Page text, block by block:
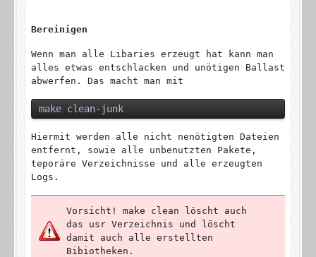
Bereinigen
Wenn man alle Libaries erzeugt hat kann man
alles etwas entschlacken und unötigen Ballast
abwerfen. Das macht man mit
make clean-junk
Hiermit werden alle nicht nenötigten Dateien
entfernt, sowie alle unbenutzten Pakete,
teporäre Verzeichnisse und alle erzeugten
Logs.
Vorsicht! make clean löscht auch
das usr Verzeichnis und löscht
damit auch alle erstellten
Bibiotheken.